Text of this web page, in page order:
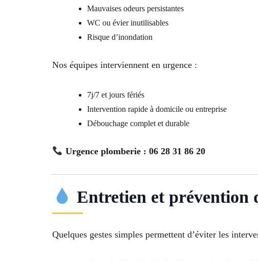
Mauvaises odeurs persistantes
WC ou évier inutilisables
Risque d’inondation
Nos équipes interviennent en urgence :
7j/7 et jours fériés
Intervention rapide à domicile ou entreprise
Débouchage complet et durable
Urgence plomberie : 06 28 31 86 20
Entretien et prévention
Quelques gestes simples permettent d’éviter les